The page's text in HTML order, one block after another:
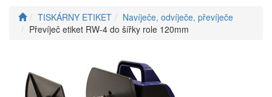
TISKÁRNY ETIKET
Navíječe, odvíječe, převíječe
Převíječ etiket RW-4 do šířky role 120mm